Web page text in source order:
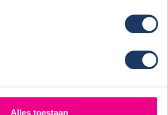
Alles toestaan
ook direct inschrijven voor onze
Wij houden u dan per mail op de
in onze handelsvloot, zodat u geen